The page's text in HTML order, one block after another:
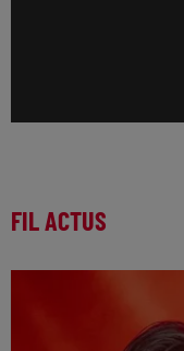
FIL ACTUS